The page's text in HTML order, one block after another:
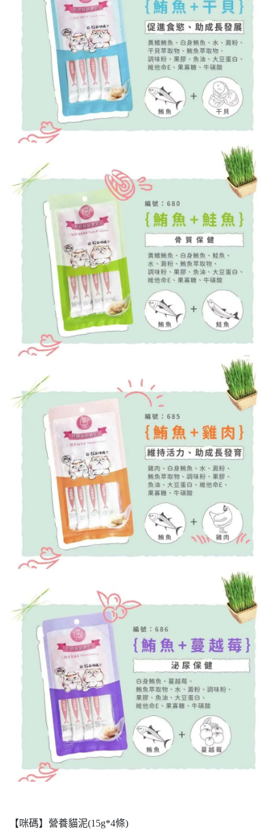
【咪碼】營養貓泥(15g*4條)